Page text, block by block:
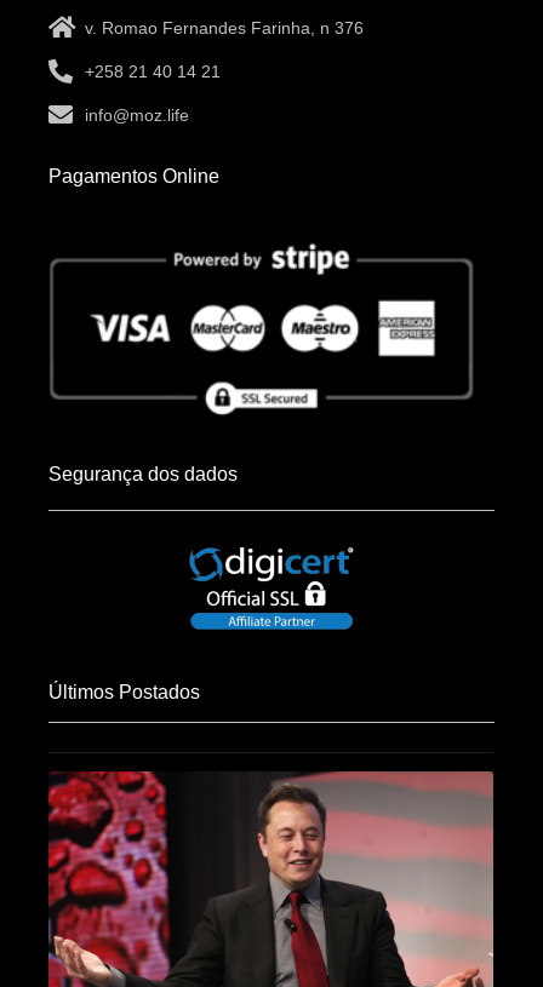
v. Romao Fernandes Farinha, n 376
+258 21 40 14 21
info@moz.life
Pagamentos Online
Segurança dos dados
Últimos Postados